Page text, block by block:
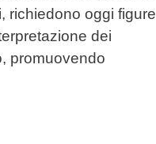
richiedono oggi figure
dei
promuovendo